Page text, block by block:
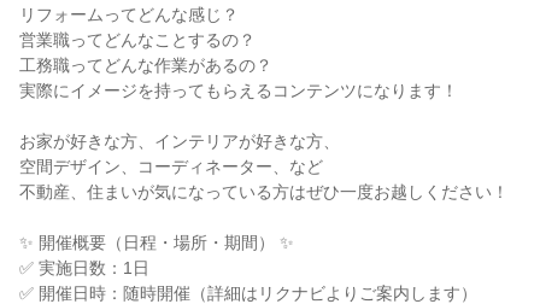
リフォームってどんな感じ？
営業職ってどんなことするの？
工務職ってどんな作業があるの？
実際にイメージを持ってもらえるコンテンツになります！
お家が好きな方、インテリアが好きな方、
空間デザイン、コーディネーター、など
不動産、住まいが気になっている方はぜひ一度お越しください！
✨ 開催概要（日程・場所・期間） ✨
✅ 実施日数：1日
✅ 開催日時：随時開催（詳細はリクナビよりご案内します）